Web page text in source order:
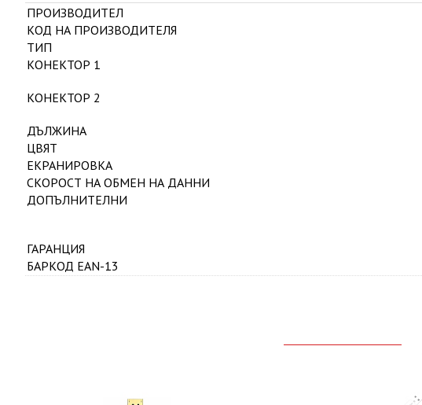
ПРОИЗВОДИТЕЛ
КОД НА ПРОИЗВОДИТЕЛЯ
ТИП
КОНЕКТОР 1
КОНЕКТОР 2
ДЪЛЖИНА
ЦВЯТ
ЕКРАНИРОВКА
СКОРОСТ НА ОБМЕН НА ДАННИ
ДОПЪЛНИТЕЛНИ
ГАРАНЦИЯ
БАРКОД EAN-13